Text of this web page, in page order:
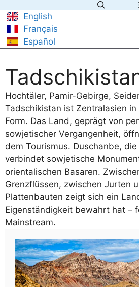
Inhalt
springen
English
Français
Español
Hochtäler, Pamir-Gebirge,
Tadschikistan ist Zentralasien
Form. Das Land, geprägt von
sowjetischer Vergangenheit,
dem Tourismus. Duschanbe,
verbindet sowjetische
orientalischen Basaren.
Grenzflüssen, zwischen Jurten
Plattenbauten zeigt sich ein
Eigenständigkeit bewahrt hat –
Mainstream.